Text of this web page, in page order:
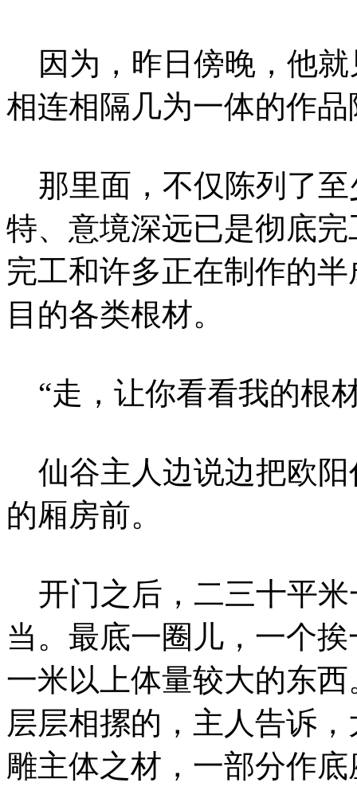
因为，昨日傍晚，他就
相连相隔几为一体的作
那里面，不仅陈列了至
特、意境深远已是彻底
完工和许多正在制作的
目的各类根材。
“走，让你看看我的根
仙谷主人边说边把欧阳
的厢房前。
开门之后，二三十平米
当。最底一圈儿，一个
一米以上体量较大的东
层层相摞的，主人告诉
雕主体之材，一部分作